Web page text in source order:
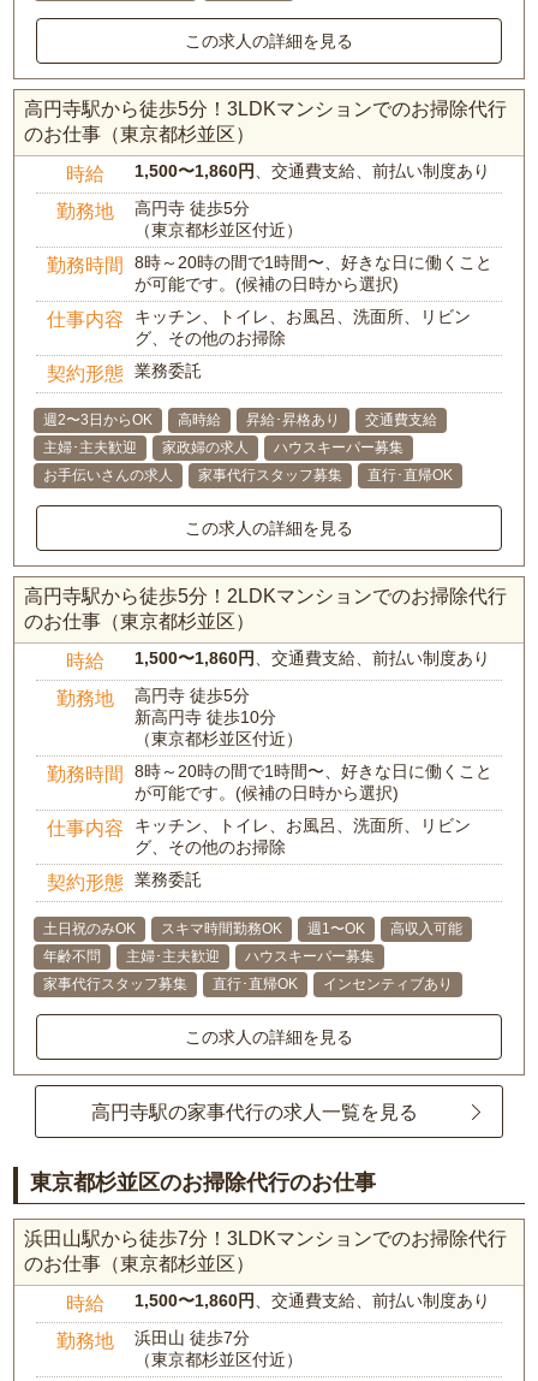
この求人の詳細を見る
高円寺駅から徒歩5分！3LDKマンションでのお掃除代行
のお仕事（東京都杉並区）
時給 1,500〜1,860円、交通費支給、前払い制度あり
勤務地
高円寺 徒歩5分
（東京都杉並区付近）
勤務時間
8時～20時の間で1時間〜、好きな日に働くこと
が可能です。(候補の日時から選択)
仕事内容
キッチン、トイレ、お風呂、洗面所、リビン
グ、その他のお掃除
契約形態 業務委託
週2〜3日からOK 高時給 昇給･昇格あり
交通費支給
主婦･主夫歓迎
家政婦の求人
ハウスキーパー募集
お手伝いさんの求人
家事代行スタッフ募集 直行･直帰OK
この求人の詳細を見る
高円寺駅から徒歩5分！2LDKマンションでのお掃除代行
のお仕事（東京都杉並区）
時給 1,500〜1,860円、交通費支給、前払い制度あり
勤務地
高円寺 徒歩5分
新高円寺 徒歩10分
（東京都杉並区付近）
勤務時間
8時～20時の間で1時間〜、好きな日に働くこと
が可能です。(候補の日時から選択)
仕事内容
キッチン、トイレ、お風呂、洗面所、リビン
グ、その他のお掃除
契約形態 業務委託
土日祝のみOK スキマ時間勤務OK 週1〜OK
高収入可能
年齢不問
主婦･主夫歓迎
ハウスキーパー募集
家事代行スタッフ募集
直行･直帰OK インセンティブあり
この求人の詳細を見る
高円寺駅の家事代行の求人一覧を見る
東京都杉並区のお掃除代行のお仕事
浜田山駅から徒歩7分！3LDKマンションでのお掃除代行
のお仕事（東京都杉並区）
時給 1,500〜1,860円 、交通費支給、前払い制度あり
勤務地
浜田山 徒歩7分
（東京都杉並区付近）